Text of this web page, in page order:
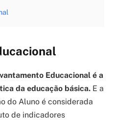
Educacional é a
da educação básica. E a
do Aluno é considerada
de indicadores